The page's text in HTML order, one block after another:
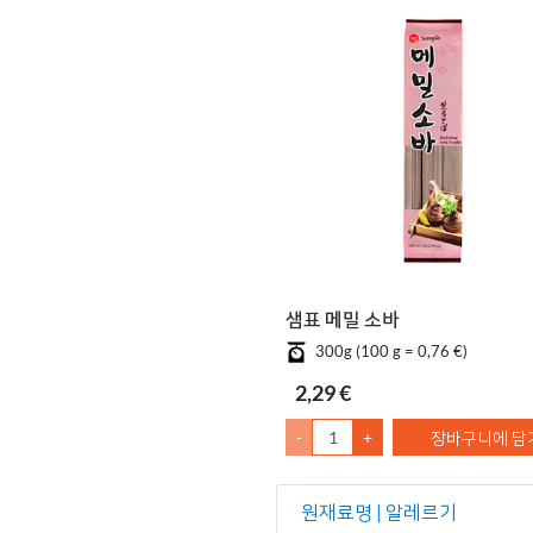
샘표 메밀 소바
300g (100 g = 0,76 €)
2,29 €
- + 장바구니에 담
원재료명 | 알레르기